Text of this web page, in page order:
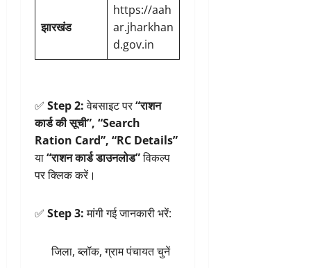
झारखंड
https://aah
ar.jharkhan
d.gov.in
✅ Step 2:वेबसाइट पर“राशन
कार्ड की सूची”, “Search
Ration Card”, “RC Details”
या“राशन कार्ड डाउनलोड”विकल्प
पर क्लिक करें।
✅ Step 3:मांगी गई जानकारी भरें:
जिला, ब्लॉक, ग्राम पंचायत चुनें